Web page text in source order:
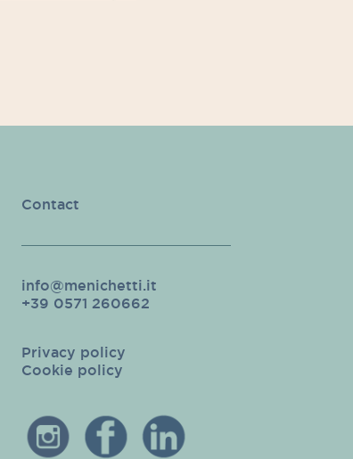
Contact
info@menichetti.it
+39 0571 260662
Privacy policy
Cookie policy